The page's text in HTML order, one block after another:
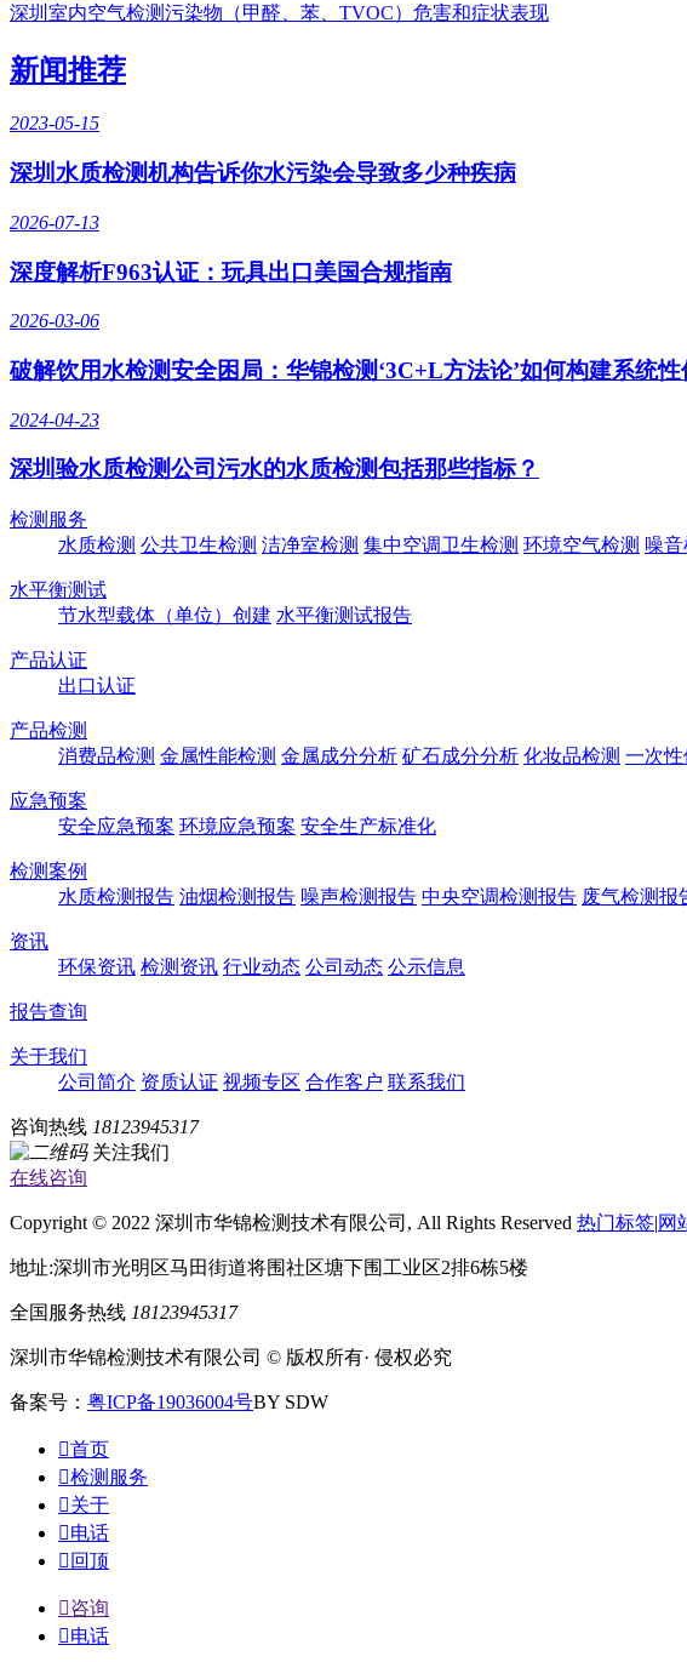
深圳室内空气检测污染物（甲醛、苯、TVOC）危害和症状表现
新闻推荐
2023-05-15
深圳水质检测机构告诉你水污染会导致多少种疾病
2026-07-13
深度解析F963认证：玩具出口美国合规指南
2026-03-06
破解饮用水检测安全困局：华锦检测‘3C+L方法论’如何构建系统性
2024-04-23
深圳验水质检测公司污水的水质检测包括那些指标？
检测服务
水质检测 公共卫生检测 洁净室检测 集中空调卫生检测 环境空气检测 噪音
水平衡测试
节水型载体（单位）创建 水平衡测试报告
产品认证
出口认证
产品检测
消费品检测 金属性能检测 金属成分分析 矿石成分分析 化妆品检测 一次性
应急预案
安全应急预案 环境应急预案 安全生产标准化
检测案例
水质检测报告 油烟检测报告 噪声检测报告 中央空调检测报告 废气检测报
资讯
环保资讯 检测资讯 行业动态 公司动态 公示信息
报告查询
关于我们
公司简介 资质认证 视频专区 合作客户 联系我们
咨询热线 18123945317
关注我们
在线咨询
Copyright © 2022 深圳市华锦检测技术有限公司, All Rights Reserved 热门标签|网
地址:深圳市光明区马田街道将围社区塘下围工业区2排6栋5楼
全国服务热线 18123945317
深圳市华锦检测技术有限公司 © 版权所有· 侵权必究
备案号： 粤ICP备19036004号BY SDW
首页
检测服务
关于
电话
 回顶
咨询
电话